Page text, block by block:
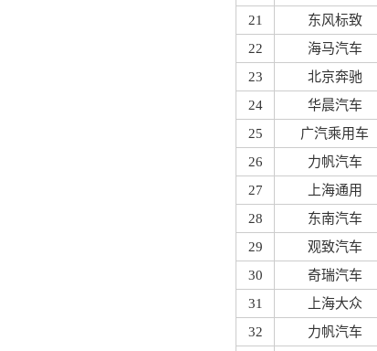
21
东风标致
22
海马汽车
23
北京奔驰
24
华晨汽车
25
广汽乘用车
26
力帆汽车
27
上海通用
28
东南汽车
29
观致汽车
30
奇瑞汽车
31
上海大众
32
力帆汽车